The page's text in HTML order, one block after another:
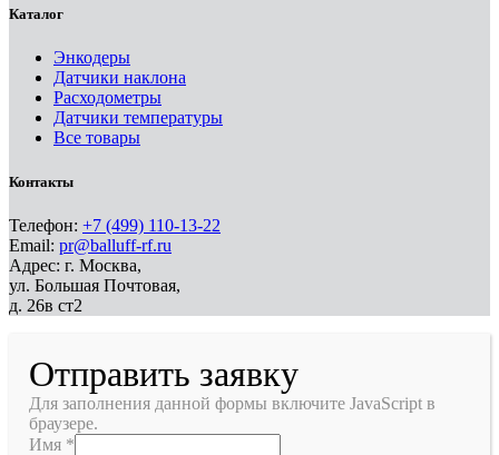
Каталог
Энкодеры
Датчики наклона
Расходометры
Датчики температуры
Все товары
Контакты
Телефон: +7 (499) 110-13-22
Email: pr@balluff-rf.ru
Адрес: г. Москва,
ул. Большая Почтовая,
д. 26в ст2
Отправить заявку
Для заполнения данной формы включите JavaScript в
браузере.
Имя *